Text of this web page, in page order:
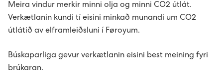
Maskinsmiður til Sundsverkið
Elektrikari til Sundsverkið
Maskinsmiðjulærlingur
News
The Power Supply System
About us
Meira vindur merkir minni olja og minni CO2 útlát.
Verkætlanin kundi tí eisini minkað munandi um CO2
útlátið av elframleiðsluni í Føroyum.
Búskaparliga gevur verkætlanin eisini best meining fyri
brúkaran.